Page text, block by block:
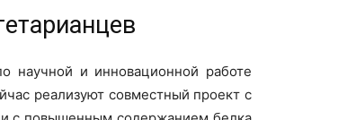
научной и инновационной работе
реализуют совместный проект с